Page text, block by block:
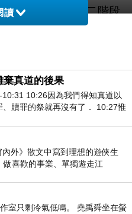
線軍事行動；第二階段
制裁並重新開放荷姆茲
成立監督委員會，負
執行情況。
力升高
人也關注周三公布的
間就業報告。數據顯
12.2 萬人，創 2025
個產業中有 8 個產業
讀
棄真道的後果
10:26因為我們得知真道以
、贖罪的祭就再沒有了． 10:27惟
那燒滅眾敵人的烈火
外》散文中寫到理想的遊俠生
喜歡的事業、單獨遊走江
室只剩冷氣低鳴。 堯禹舜坐在螢